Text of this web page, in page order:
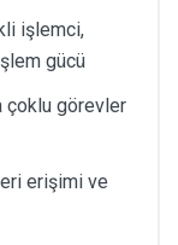
işlemci,
gücü
çoklu görevler
erişimi ve